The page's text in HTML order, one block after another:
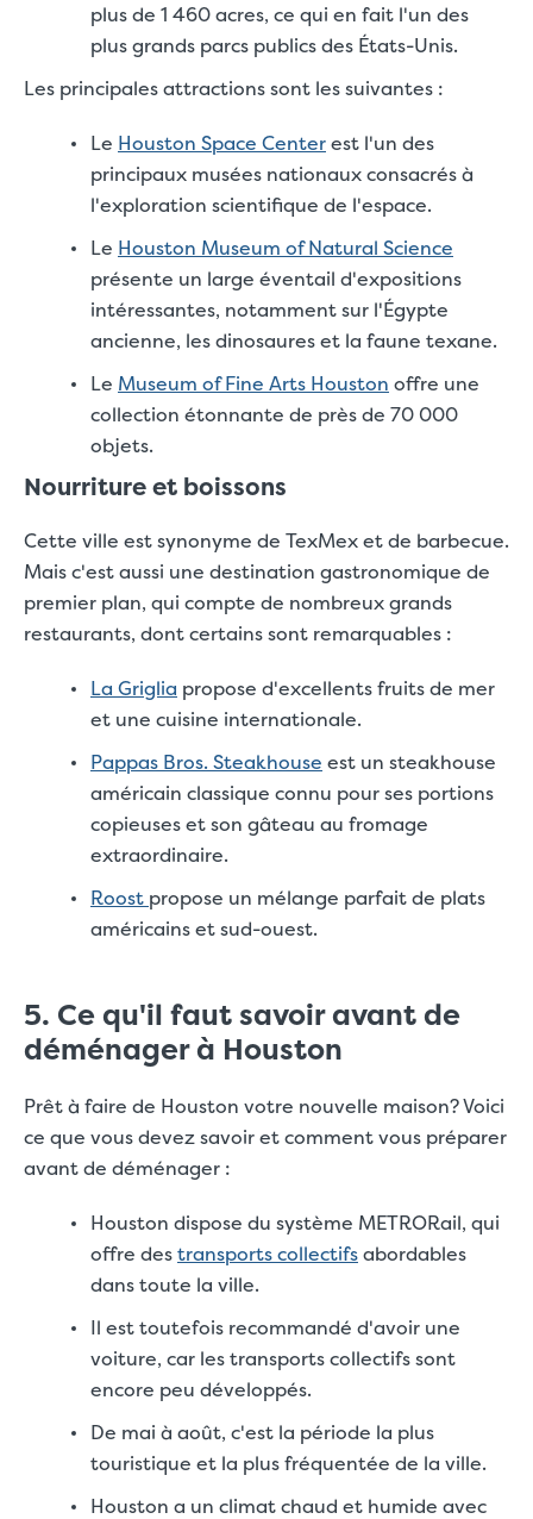
plus de 1 460 acres, ce qui en fait l'un des
plus grands parcs publics des États-Unis.
Les principales attractions sont les suivantes :
Le Houston Space Centerest l'un des
principaux musées nationaux consacrés à
l'exploration scientifique de l'espace.
Le Houston Museum of Natural Science
présente un large éventail d'expositions
intéressantes, notamment sur l'Égypte
ancienne, les dinosaures et la faune texane.
Le Museum of Fine Arts Houston offre une
collection étonnante de près de 70 000
objets.
Nourriture et boissons
Cette ville est synonyme de TexMex et de barbecue.
Mais c'est aussi une destination gastronomique de
premier plan, qui compte de nombreux grands
restaurants, dont certains sont remarquables :
La Griglia propose d'excellents fruits de mer
et une cuisine internationale.
Pappas Bros. Steakhouse est un steakhouse
américain classique connu pour ses portions
copieuses et son gâteau au fromage
extraordinaire.
Roost propose un mélange parfait de plats
américains et sud-ouest.
5. Ce qu'il faut savoir avant de
déménager à Houston
Prêt à faire de Houston votre nouvelle maison? Voici
ce que vous devez savoir et comment vous préparer
avant de déménager :
Houston dispose du système METRORail, qui
offre destransports collectifsabordables
dans toute la ville.
Il est toutefois recommandé d'avoir une
voiture, car les transports collectifs sont
encore peu développés.
De mai à août, c'est la période la plus
touristique et la plus fréquentée de la ville.
Houston a un climat chaud et humide avec